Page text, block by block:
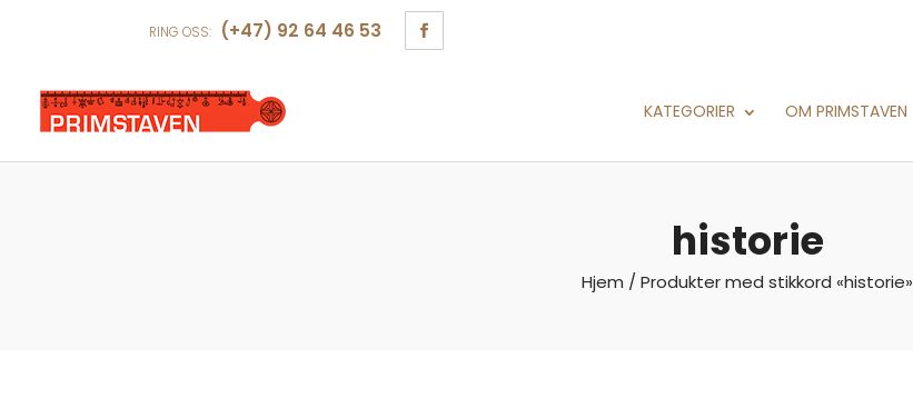
RING OSS: (+47) 92 64 46 53
KATEGORIER OM PRIMSTAVEN
historie
Hjem / Produkter med stikkord «historie»